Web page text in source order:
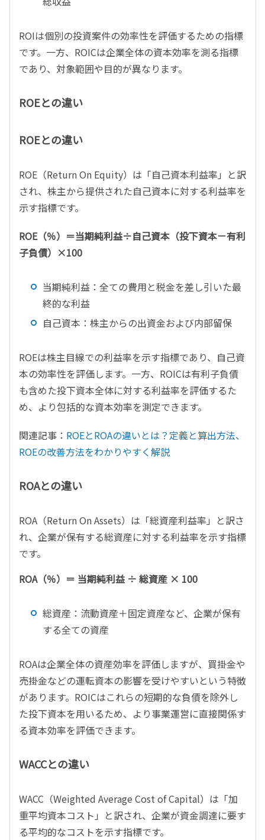
ROIは個別の投資案件の効率性を評価するための指標
です。一方、ROICは企業全体の資本効率を測る指標
であり、対象範囲や目的が異なります。
ROEとの違い
ROEとの違い
ROE（Return On Equity）は「自己資本利益率」と訳
され、株主から提供された自己資本に対する利益率を
示す指標です。
ROE（％）＝当期純利益÷自己資本（投下資本－有利
子負債）×100
当期純利益：全ての費用と税金を差し引いた最
終的な利益
自己資本：株主からの出資金および内部留保
ROEは株主目線での利益率を示す指標であり、自己資
本の効率性を評価します。一方、ROICは有利子負債
も含めた投下資本全体に対する利益率を評価するた
め、より包括的な資本効率を測定できます。
関連記事： ROEとROAの違いとは？定義と算出方法、
ROEの改善方法をわかりやすく解説
ROAとの違い
ROA（Return On Assets）は「総資産利益率」と訳さ
れ、企業が保有する総資産に対する利益率を示す指標
です。
ROA（％）＝ 当期純利益 ÷ 総資産 × 100
総資産：流動資産＋固定資産など、企業が保有
する全ての資産
ROAは企業全体の資産効率を評価しますが、買掛金や
売掛金などの運転資本の影響を受けやすいという特徴
があります。ROICはこれらの短期的な負債を除外し
た投下資本を用いるため、より事業運営に直接関係す
る資本効率を評価できます。
WACCとの違い
WACC（Weighted Average Cost of Capital）は「加
重平均資本コスト」と訳され、企業が資金調達に要す
る平均的なコストを示す指標です。